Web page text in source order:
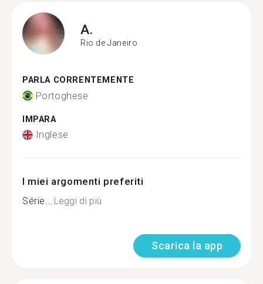
A.
Rio de Janeiro
PARLA CORRENTEMENTE
Portoghese
IMPARA
Inglese
I miei argomenti preferiti
Série...Leggi di più
Scarica la app